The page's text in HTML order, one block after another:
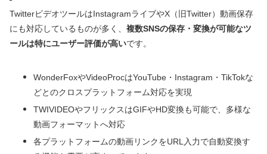
TwitterビデオツールはInstagramライブやX（旧Twitter）動画保存
にも対応しているものが多く、 複数SNSの保存・変換が可能なツ
ールは特にユーザー評価が高いです。
WonderFoxやVideoProcはYouTube・Instagram・TikTokな
どとのクロスプラットフォーム対応を実現
TWIVIDEOやフリックスはGIFやHD変換も可能で、多様な
動画フォーマットへ対応
各プラットフォームの動画リンクをURL入力で自動変換す